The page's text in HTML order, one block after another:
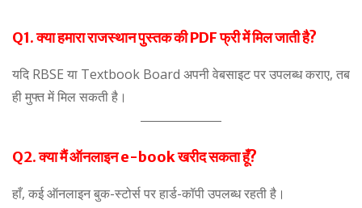
Q1. क्या हमारा राजस्थान पुस्तक की PDF फ्री में मिल जाती है?
यदि RBSE या Textbook Board अपनी वेबसाइट पर उपलब्ध कराए, तब
ही मुफ्त में मिल सकती है।
Q2. क्या मैं ऑनलाइन e-book खरीद सकता हूँ?
हाँ, कई ऑनलाइन बुक-स्टोर्स पर हार्ड-कॉपी उपलब्ध रहती है।